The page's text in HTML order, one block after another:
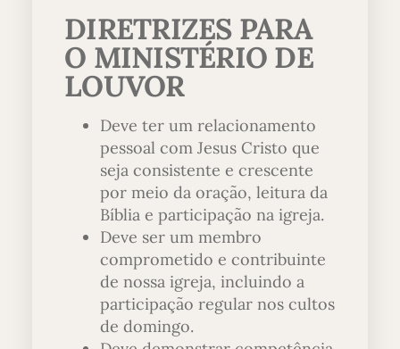
DIRETRIZES PARA
O MINISTÉRIO DE
LOUVOR
Deve ter um relacionamento
pessoal com Jesus Cristo que
seja consistente e crescente
por meio da oração, leitura da
Bíblia e participação na igreja.
Deve ser um membro
comprometido e contribuinte
de nossa igreja, incluindo a
participação regular nos cultos
de domingo.